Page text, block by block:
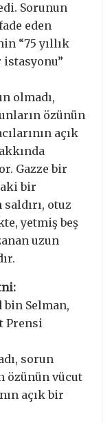
Sorunun
eden
“75 yıllık
istasyonu”
olmadı,
özünün
açık
Gazze bir
bir
otuz
yetmiş beş
uzun
bin Selman,
Prensi
sorun
özünün vücut
açık bir